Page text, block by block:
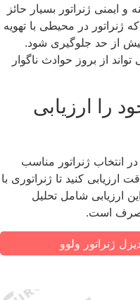
ایمنی ژنراتور بسیار حائز
ژنراتور در محیطی با تهویه
از حد جلوگیری شود.
از بروز حوادث ناگوار
را ارزیابی
انتخاب ژنراتور مناسب
ارزیابی کنید تا ژنراتوری با
ارزیابی شامل تحلیل
است.
ژنراتور ولوو